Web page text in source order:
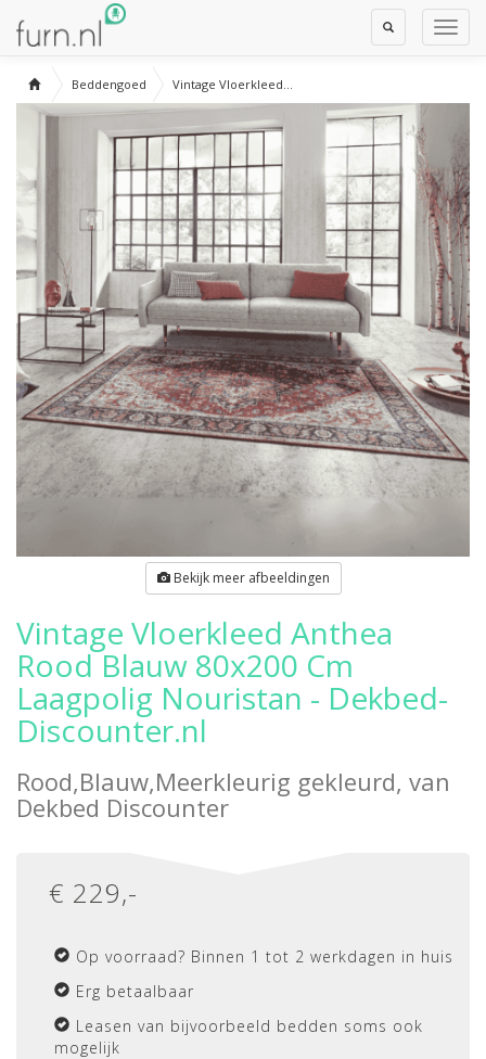
Toggle
Search
Beddengoed Vintage Vloerkleed...
Bekijk meer afbeeldingen
Vintage Vloerkleed Anthea
Rood Blauw 80x200 Cm
Laagpolig Nouristan - Dekbed-
Discounter.nl
Rood,Blauw,Meerkleurig gekleurd, van
Dekbed Discounter
€ 229,-
Op voorraad? Binnen 1 tot 2 werkdagen in huis
Erg betaalbaar
Leasen van bijvoorbeeld bedden soms ook
mogelijk